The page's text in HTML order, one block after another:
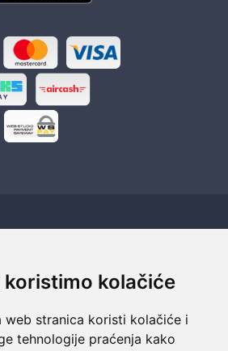
koristimo kolačiće
web stranica koristi kolačiće i
tehnologije praćenja kako
dostava
kod vas
novaca
Roba za novac
podrška